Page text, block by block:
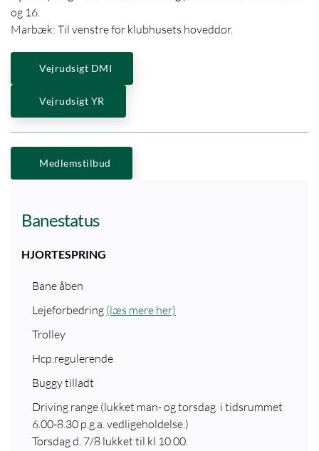
og 16.
Marbæk: Til venstre for klubhusets hoveddør.
Vejrudsigt DMI
Vejrudsigt YR
Medlemstilbud
Banestatus
HJORTESPRING
Bane åben
Lejeforbedring (læs mere her)
Trolley
Hcp.regulerende
Buggy tilladt
Driving range (lukket man- og torsdag i tidsrummet
6.00-8.30 p.g.a. vedligeholdelse.)
Torsdag d. 7/8 lukket til kl 10.00.